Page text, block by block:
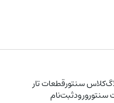
کلاس سنتورقطعات تار
سنتورورودثبت‌نام